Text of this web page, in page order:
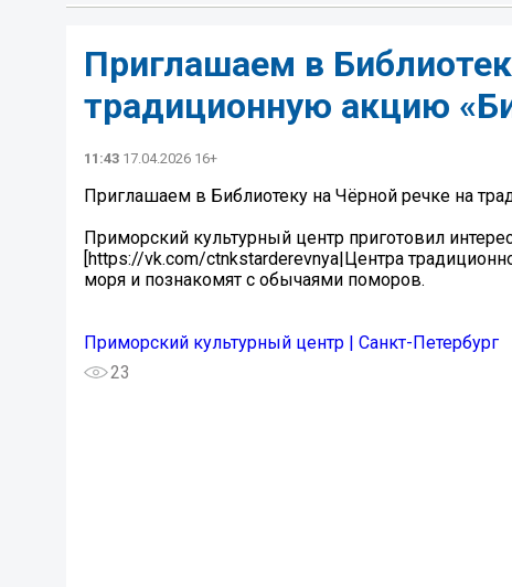
Приглашаем в
традиционную акцию
11:43 17.04.2026 16+
Приглашаем в Библиотеку на Чёрной речке на
Приморский культурный центр приготовил
[https://vk.com/ctnkstarderevnya|Центра
моря и познакомят с обычаями поморов.
Приморский культурный центр | Санкт-Петербург
23